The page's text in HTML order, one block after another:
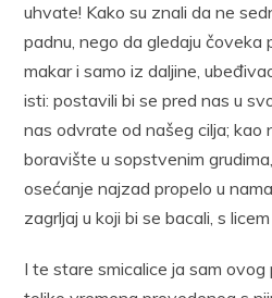
uhvate! Kako su znali da ne
padnu, nego da gledaju čoveka
makar i samo iz daljine,
isti: postavili bi se pred nas u
nas odvrate od našeg cilja; kao
boravište u sopstvenim
osećanje najzad propelo u
zagrljaj u koji bi se bacali, s
I te stare smicalice ja sam